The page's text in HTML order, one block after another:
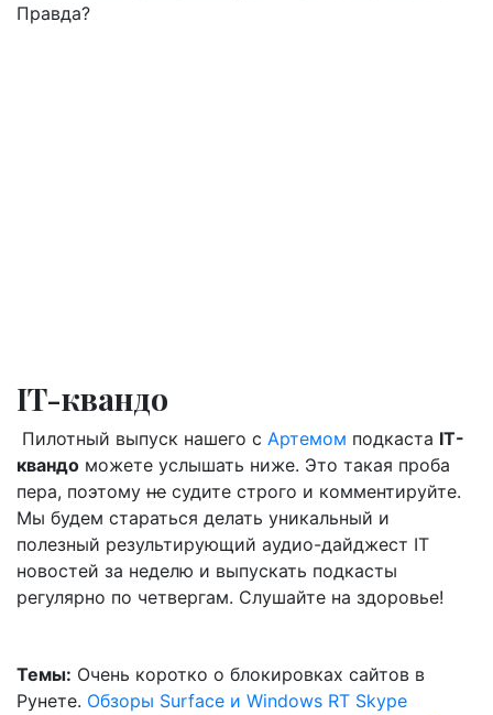
Правда?
IT-квандо
Пилотный выпуск нашего с Артемом подкаста IT-
квандо можете услышать ниже. Это такая проба
пера, поэтому не судите строго и комментируйте.
Мы будем стараться делать уникальный и
полезный результирующий аудио-дайджест IT
новостей за неделю и выпускать подкасты
регулярно по четвергам. Слушайте на здоровье!
Темы: Очень коротко о блокировках сайтов в
Рунете. Обзоры Surface и Windows RT Skype